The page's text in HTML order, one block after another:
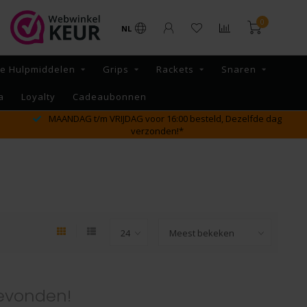
NL
0
Hulpmiddelen Grips Rackets Snaren
Loyalty
Cadeaubonnen
GRATIS verzending vanaf €65,- binnen NL